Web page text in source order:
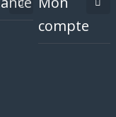
compte